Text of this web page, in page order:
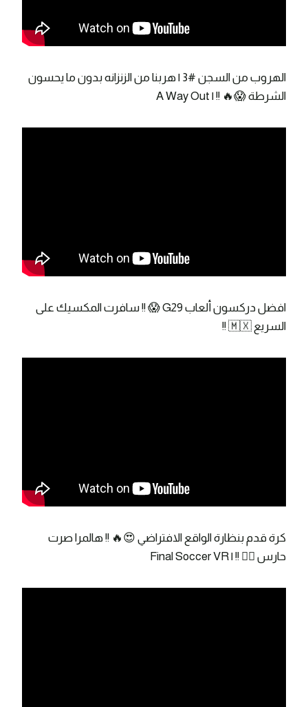
الهروب من السجن #3 | هربنا من الزنزانه بدون ما يحسون
الشرطة 😱🔥 !! | A Way Out
افضل دركسون ألعاب G29 😱 !! سافرت المكسيك على
السريع 🇲🇽 !!
كرة قدم بنظارة الواقع الافتراضي 😍🔥 !! هالمرا صرت
حارس 👌🏼 !! | Final Soccer VR